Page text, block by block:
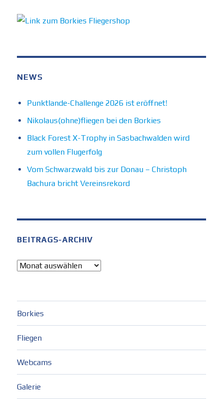
NEWS
Punktlande-Challenge 2026 ist eröffnet!
Nikolaus(ohne)fliegen bei den Borkies
Black Forest X-Trophy in Sasbachwalden wird
zum vollen Flugerfolg
Vom Schwarzwald bis zur Donau – Christoph
Bachura bricht Vereinsrekord
BEITRAGS-ARCHIV
Beitrags-
Borkies
Fliegen
Webcams
Galerie